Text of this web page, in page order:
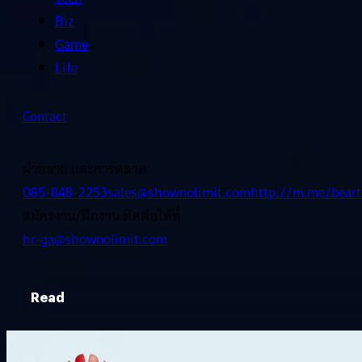
Biz
Game
Life
Contact
ฝ่ายขาย และการตลาด
085-848-2253sales@shownolimit.comhttp://m.me/
สมัครงาน/ฝึกงาน ติดต่อได้ที่
hr-ga@shownolimit.com
Read